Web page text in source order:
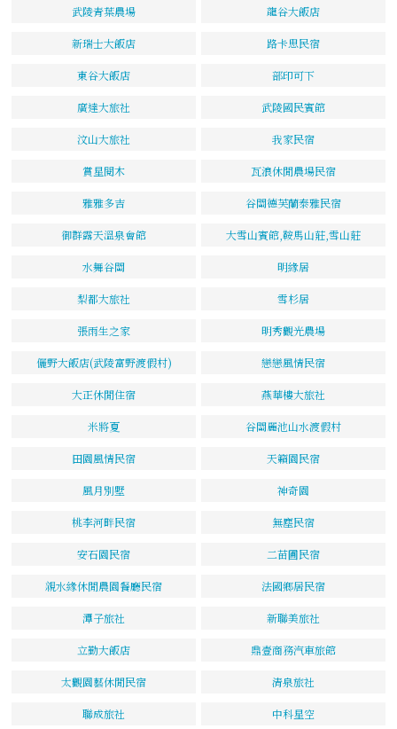
武陵青葉農場 龍谷大飯店
新瑞士大飯店 路卡思民宿
東谷大飯店 部印可下
廣達大旅社 武陵國民賓館
汶山大旅社 我家民宿
賞星閱木 瓦浪休閒農場民宿
雅雅多吉 谷關德芙蘭泰雅民宿
御群露天溫泉會館 大雪山賓館,鞍馬山莊,雪山莊
水舞谷關 明緣居
梨都大旅社 雪杉居
張雨生之家 明秀觀光農場
儷野大飯店(武陵富野渡假村) 戀戀風情民宿
大正休閒住宿 燕華樓大旅社
米將夏 谷關麗池山水渡假村
田園風情民宿 天籟園民宿
風月別墅 神奇園
桃李河畔民宿 無塵民宿
安石園民宿 二苗圃民宿
親水緣休閒農園餐廳民宿 法國鄉居民宿
潭子旅社 新聯美旅社
立勤大飯店 鼎壹商務汽車旅館
太觀園藝休閒民宿 清泉旅社
聯成旅社 中科星空